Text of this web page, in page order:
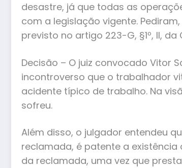
desastre, já que todas as
com a legislação vigente.
previsto no artigo 223-G, §1º, II, da
Decisão – O juiz convocado Vitor
incontroverso que o trabalhador
acidente típico de trabalho. Na
sofreu.
Além disso, o julgador entendeu
reclamada, é patente a
da reclamada, uma vez que